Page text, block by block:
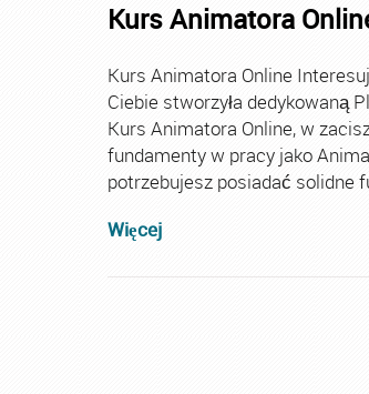
Kurs Animatora
Kurs Animatora Online
Ciebie stworzyła dedykowaną
Kurs Animatora Online, w
fundamenty w pracy jako
potrzebujesz posiadać solidne
Więcej